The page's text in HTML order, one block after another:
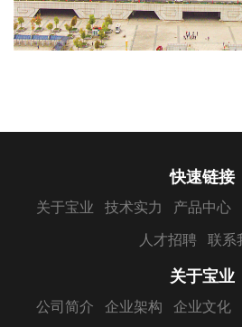
快速链接
关于宝业 技术实力 产品中心
人才招聘 联系
关于宝业
公司简介 企业架构 企业文化